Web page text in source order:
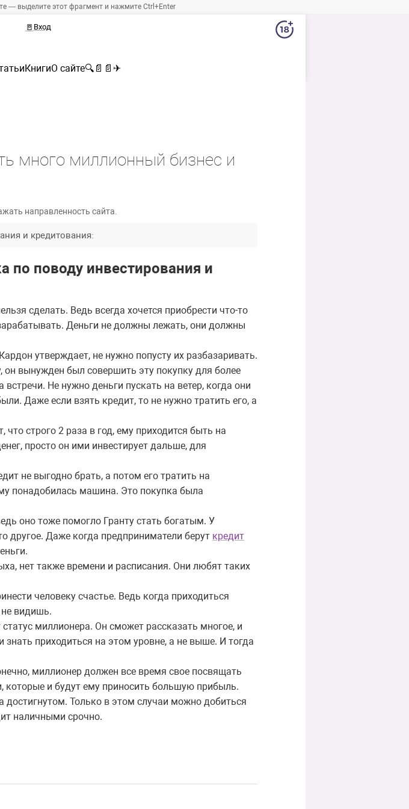
— выделите этот фрагмент и нажмите Ctrl+Enter
🚪 Вход
КнигиО сайте🔍 📄 📄 ✈
много миллионный бизнес и
направленность сайта.
и кредитования:
по поводу инвестирования и
сделать. Ведь всегда хочется приобрести что-то
Деньги не должны лежать, они должны
утверждает, не нужно попусту их разбазаривать.
вынужден был совершить эту покупку для более
Не нужно деньги пускать на ветер, когда они
Даже если взять кредит, то не нужно тратить его, а
что строго 2 раза в год, ему приходится быть на
просто он ими инвестирует дальше, для
не выгодно брать, а потом его тратить на
понадобилась машина. Это покупка была
оно тоже помогло Гранту стать богатым. У
другое. Даже когда предприниматели берут кредит
нет также времени и расписания. Они любят таких
человеку счастье. Ведь когда приходиться
видишь.
миллионера. Он сможет рассказать многое, и
приходиться на этом уровне, а не выше. И тогда
миллионер должен все время свое посвящать
которые и будут ему приносить большую прибыль.
Только в этом случаи можно добиться
наличными срочно.